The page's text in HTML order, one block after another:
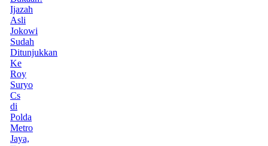
Ijazah
Asli
Jokowi
Sudah
Ditunjukkan
Ke
Roy
Suryo
Cs
di
Polda
Metro
Jaya,